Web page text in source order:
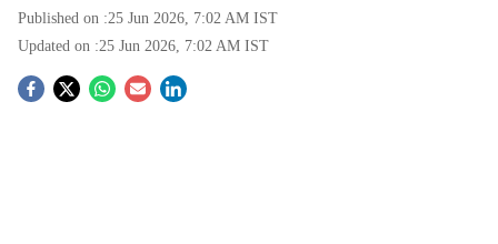
Published on :25 Jun 2026, 7:02 AM IST
Updated on :25 Jun 2026, 7:02 AM IST
S